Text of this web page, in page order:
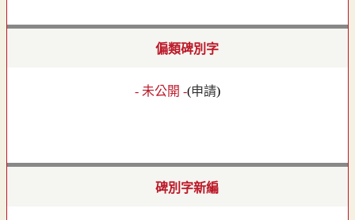
偏類碑別字
- 未公開 -(申請)
碑別字新編